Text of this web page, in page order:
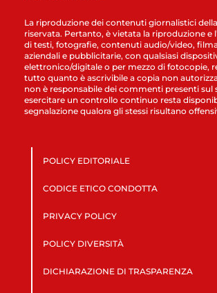
La riproduzione dei contenuti giornalistici della
riservata. Pertanto, è vietata la riproduzione e
di testi, fotografie, contenuti audio/video,
aziendali e pubblicitarie, con qualsiasi
elettronico/digitale o per mezzo di fotocopie,
tutto quanto è ascrivibile a copia non
non è responsabile dei commenti presenti sul
esercitare un controllo continuo resta
segnalazione qualora gli stessi risultano
POLICY EDITORIALE
CODICE ETICO CONDOTTA
PRIVACY POLICY
POLICY DIVERSITÀ
DICHIARAZIONE DI TRASPARENZA